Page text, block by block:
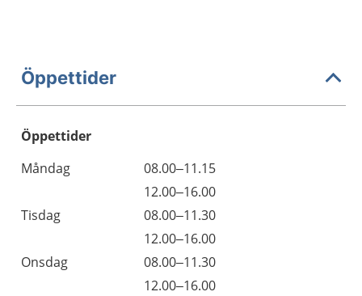
Öppettider
Öppettider
Dag
Öppettider
Kommentarer
Måndag
08.00–11.15
12.00–16.00
Tisdag
08.00–11.30
12.00–16.00
Onsdag
08.00–11.30
12.00–16.00